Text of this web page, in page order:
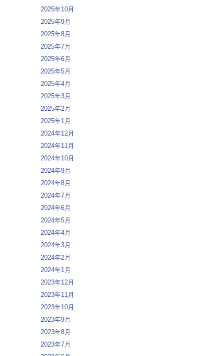
2025年10月
2025年9月
2025年8月
2025年7月
2025年6月
2025年5月
2025年4月
2025年3月
2025年2月
2025年1月
2024年12月
2024年11月
2024年10月
2024年9月
2024年8月
2024年7月
2024年6月
2024年5月
2024年4月
2024年3月
2024年2月
2024年1月
2023年12月
2023年11月
2023年10月
2023年9月
2023年8月
2023年7月